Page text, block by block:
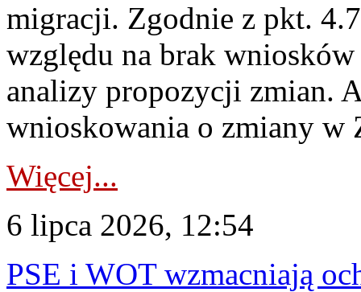
migracji. Zgodnie z pkt.
względu na brak
analizy propozycji zmian.
wnioskowania o zmiany w
Więcej...
6 lipca 2026, 12:54
PSE i WOT wzmacniają